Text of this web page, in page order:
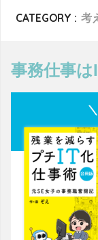
CATEGORY : 考
事務仕事は